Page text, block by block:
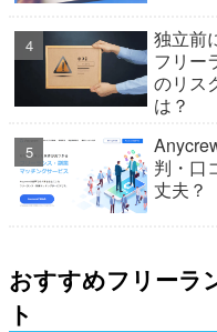
独立前
フリー
のリス
は？
判・口
丈夫？
おすすめフリーラ
ト